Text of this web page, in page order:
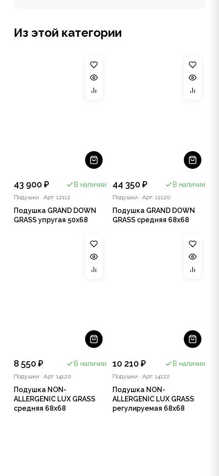
Из этой категории
43 900 ₽ В наличии
Подушки · Арт: 12112
Подушка GRAND DOWN
GRASS упругая 50x68
44 350 ₽ В наличии
Подушки · Арт: 12120
Подушка GRAND DOWN
GRASS средняя 68х68
8 550 ₽ В наличии
Подушки · Арт: 14120
Подушка NON-
ALLERGENIC LUX GRASS
средняя 68х68
10 210 ₽ В наличии
Подушки · Арт: 14122
Подушка NON-
ALLERGENIC LUX GRASS
регулируемая 68х68